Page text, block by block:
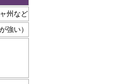
州など
強い）